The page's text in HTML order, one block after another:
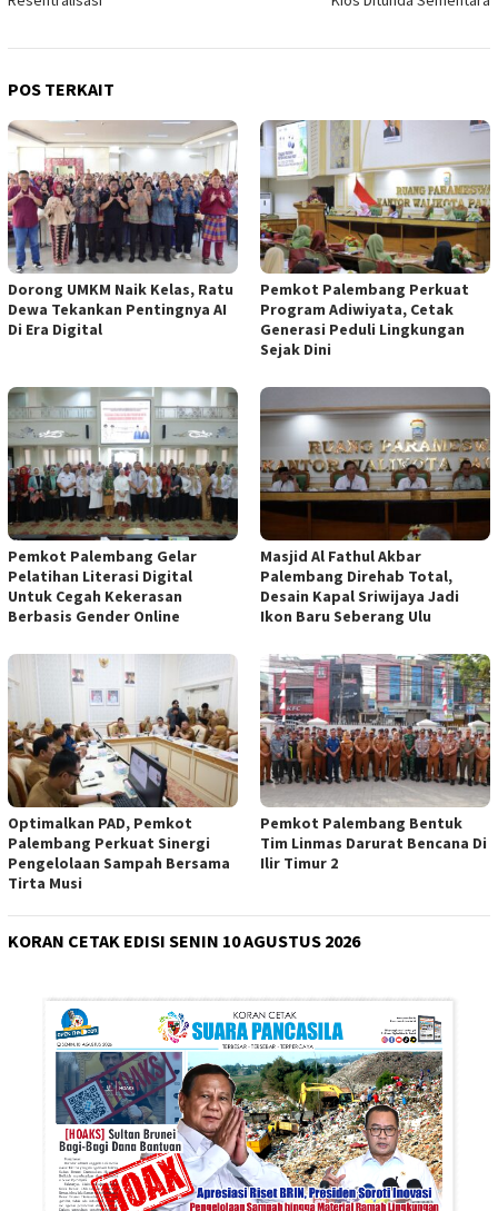
POS TERKAIT
Dorong UMKM Naik Kelas, Ratu
Dewa Tekankan Pentingnya AI
Di Era Digital
Pemkot Palembang Perkuat
Program Adiwiyata, Cetak
Generasi Peduli Lingkungan
Sejak Dini
Pemkot Palembang Gelar
Pelatihan Literasi Digital
Untuk Cegah Kekerasan
Berbasis Gender Online
Masjid Al Fathul Akbar
Palembang Direhab Total,
Desain Kapal Sriwijaya Jadi
Ikon Baru Seberang Ulu
Optimalkan PAD, Pemkot
Palembang Perkuat Sinergi
Pengelolaan Sampah Bersama
Tirta Musi
Pemkot Palembang Bentuk
Tim Linmas Darurat Bencana Di
Ilir Timur 2
KORAN CETAK EDISI SENIN 10 AGUSTUS 2026